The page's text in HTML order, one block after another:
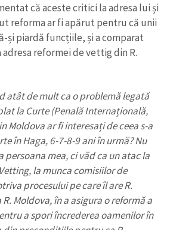
că aceste critici la adresa lui și
reforma ar fi apărut pentru că unii
și piardă funcțiile, și a comparat
reformei de vettig din R.
atât de mult ca o problemă legată
la Curte (Penală Internațională,
Moldova ar fi interesați de ceea s-a
în Haga, 6-7-8-9 ani în urmă? Nu
persoana mea, ci văd ca un atac la
la munca comisiilor de
procesului pe care îl are R.
Moldova, în a asigura o reformă a
a spori încrederea oamenilor în